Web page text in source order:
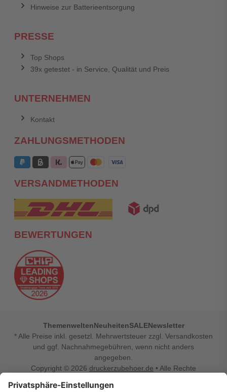
Hinweise zur Batterieentsorgung
PRESSE
Top Shops
39x getestet - in Service, Qualität und Preis
UNTERNEHMEN
Kontakt
ZAHLUNGSMETHODEN
VERSANDMETHODEN
BEWERTUNGEN
ThemenweltenNeuheitenSALENewsletter
* Alle Preise inkl. gesetzl. Mehrwertsteuer zzgl. Versandkosten
und ggf. Nachnahmegebühren, wenn nicht anders
angegeben.
Copyright © 2026 druckerzubehoer.de • Alle Rechte